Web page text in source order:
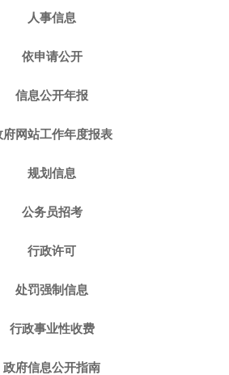
人事信息
依申请公开
信息公开年报
府网站工作年度报表
规划信息
公务员招考
行政许可
处罚强制信息
行政事业性收费
政府信息公开指南